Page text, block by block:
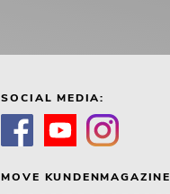
SOCIAL MEDIA:
MOVE